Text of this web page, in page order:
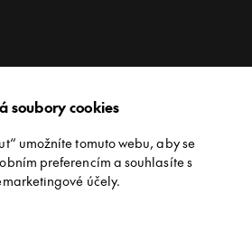
soubory cookies
umožníte tomuto webu, aby se
preferencím a souhlasíte s
účely.